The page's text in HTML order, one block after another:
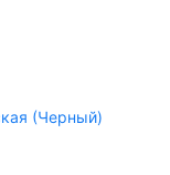
(Черный)